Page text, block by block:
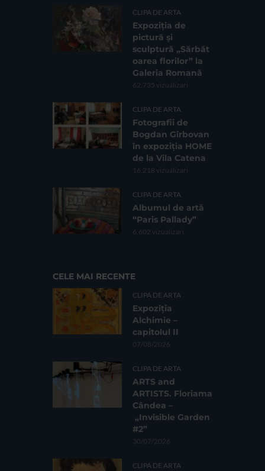
CLIPA DE ARTA
Expoziția de
pictură și
sculptură „Sărbăt
oarea florilor” la
Galeria Romană
62.735 vizualizari
CLIPA DE ARTA
Fotografii de
Bogdan Gîrbovan
în expoziția HOME
de la Vila Catena
16.218 vizualizari
CLIPA DE ARTA
Albumul de artă
“Paris Pallady”
6.602 vizualizari
CELE MAI RECENTE
CLIPA DE ARTA
Expoziția
Alchimie –
capitolul II
07/08/2026
CLIPA DE ARTA
ARTS and
ARTISTS. Floriama
Cândea –
„Invisible Garden
#2”
30/07/2026
CLIPA DE ARTA